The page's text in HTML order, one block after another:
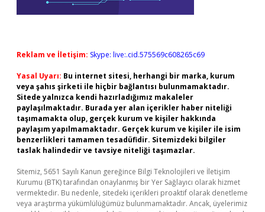
Reklam ve İletişim: Skype: live:.cid.575569c608265c69
Yasal Uyarı: Bu internet sitesi, herhangi bir marka, kurum
veya şahıs şirketi ile hiçbir bağlantısı bulunmamaktadır.
Sitede yalnızca kendi hazırladığımız makaleler
paylaşılmaktadır. Burada yer alan içerikler haber niteliği
taşımamakta olup, gerçek kurum ve kişiler hakkında
paylaşım yapılmamaktadır. Gerçek kurum ve kişiler ile isim
benzerlikleri tamamen tesadüfidir. Sitemizdeki bilgiler
taslak halindedir ve tavsiye niteliği taşımazlar.
Sitemiz, 5651 Sayılı Kanun gereğince Bilgi Teknolojileri ve İletişim
Kurumu (BTK) tarafından onaylanmış bir Yer Sağlayıcı olarak hizmet
vermektedir. Bu nedenle, sitedeki içerikleri proaktif olarak denetleme
veya araştırma yükümlülüğümüz bulunmamaktadır. Ancak, üyelerimiz